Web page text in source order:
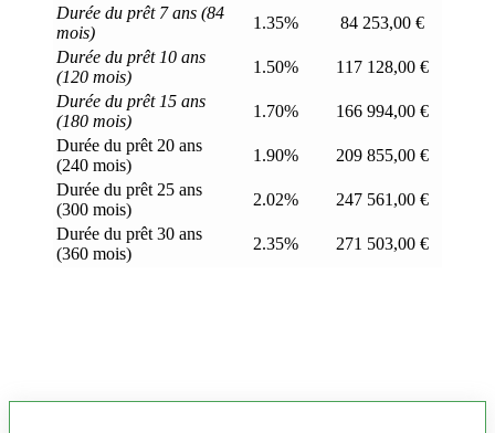
Durée du prêt 7 ans (84
mois)
1.35%
84 253,00 €
Durée du prêt 10 ans
(120 mois)
1.50%
117 128,00 €
Durée du prêt 15 ans
(180 mois)
1.70%
166 994,00 €
Durée du prêt 20 ans
(240 mois)
1.90%
209 855,00 €
Durée du prêt 25 ans
(300 mois)
2.02%
247 561,00 €
Durée du prêt 30 ans
(360 mois)
2.35% 271 503,00 €